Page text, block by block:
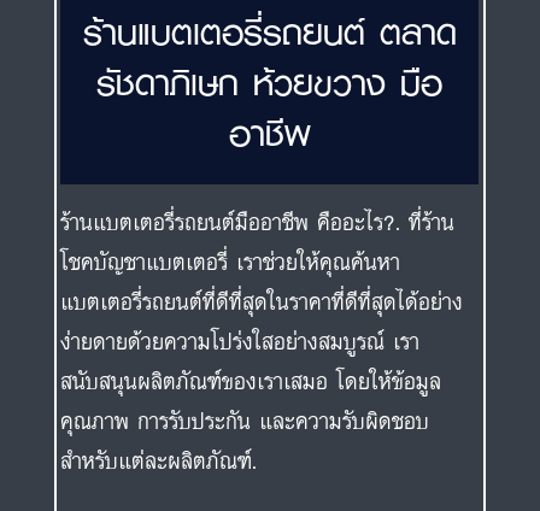
ร้านแบตเตอรี่รถยนต์ ตลาด
รัชดาภิเษก ห้วยขวาง มือ
อาชีพ
ร้านแบตเตอรี่รถยนต์มืออาชีพ คืออะไร?. ที่ร้าน
โชคบัญชาแบตเตอรี่ เราช่วยให้คุณค้นหา
แบตเตอรี่รถยนต์ที่ดีที่สุดในราคาที่ดีที่สุดได้อย่าง
ง่ายดายด้วยความโปร่งใสอย่างสมบูรณ์ เรา
สนับสนุนผลิตภัณฑ์ของเราเสมอ โดยให้ข้อมูล
คุณภาพ การรับประกัน และความรับผิดชอบ
สำหรับแต่ละผลิตภัณฑ์.